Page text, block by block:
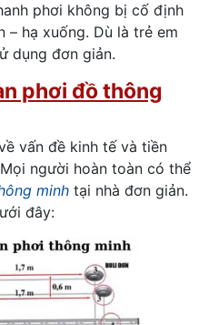
phơi không bị cố định
– hạ xuống. Dù là trẻ em
dụng đơn giản.
phơi đồ thông
vấn đề kinh tế và tiền
người hoàn toàn có thể
minh tại nhà đơn giản.
đây: